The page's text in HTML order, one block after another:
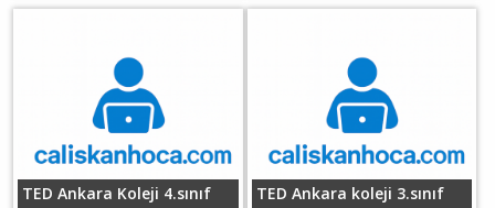
TED Ankara Koleji 4.sınıf
TED Ankara koleji 3.sınıf